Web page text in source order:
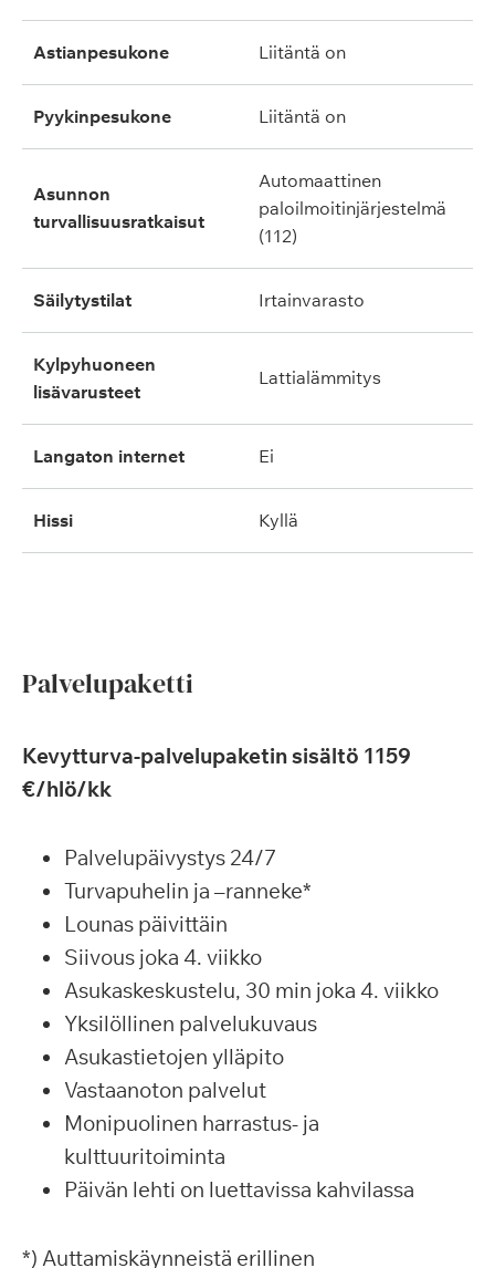
astianpesukone liitäntä on
pyykinpesukone liitäntä on
asunnon
turvallisuusratkaisut
automaattinen
paloilmoitinjärjestelmä
(112)
säilytystilat irtainvarasto
kylpyhuoneen
lisävarusteet
lattialämmitys
langaton internet ei
hissi kyllä
Palvelupaketti
Kevytturva-palvelupaketin sisältö 1159
€/hlö/kk
Palvelupäivystys 24/7
Turvapuhelin ja –ranneke*
Lounas päivittäin
Siivous joka 4. viikko
Asukaskeskustelu, 30 min joka 4. viikko
Yksilöllinen palvelukuvaus
Asukastietojen ylläpito
Vastaanoton palvelut
Monipuolinen harrastus- ja
kulttuuritoiminta
Päivän lehti on luettavissa kahvilassa
*) Auttamiskäynneistä erillinen